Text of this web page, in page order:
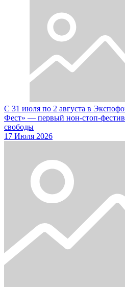
С 31 июля по 2 августа в
Фест» — первый нон-стоп-
свободы
17 Июля 2026